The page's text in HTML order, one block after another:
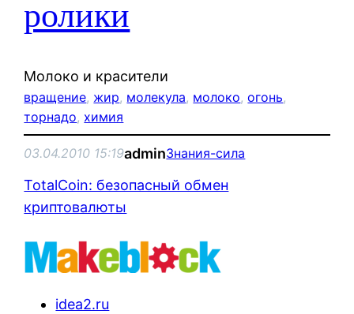
ролики
Молоко и красители
вращение, жир, молекула, молоко, огонь
торнадо, химия
03.04.2010 15:19adminЗнания-сила
TotalCoin: безопасный обмен
криптовалюты
idea2.ru